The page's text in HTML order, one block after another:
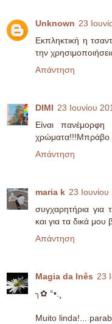
Unknown 23
Εκπληκτική η
την
Απάντηση
DIMI 23 Ιουνίου
Είναι πανέμορφη
χρώματα!!!Μπράβο
Απάντηση
maria k 23
συγχαρητήρια για
και για τα δικά μου
Απάντηση
Magia da Inês 23
╮✿ °•.¸
Muito linda!...